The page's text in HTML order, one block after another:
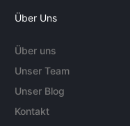
Über Uns
Über uns
Unser Team
Unser Blog
Kontakt